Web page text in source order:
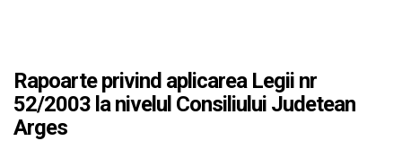
Rapoarte privind aplicarea Legii nr
52/2003 la nivelul Consiliului Judetean
Arges